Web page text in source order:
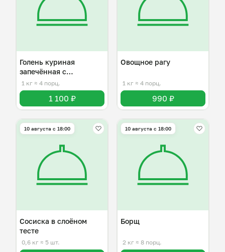
Голень куриная
запечённая с
картофелем
1 кг ≈ 4 порц.
1 100 ₽
Овощное рагу
1 кг ≈ 4 порц.
990 ₽
10 августа с 18:00
Сосиска в слоёном
тесте
0,6 кг ≈ 5 шт.
10 августа с 18:00
Борщ
2 кг ≈ 8 порц.